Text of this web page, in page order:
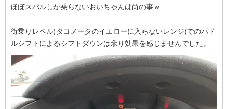
ほぼスバルしか乗らないおいちゃんは尚の事ｗ
街乗りレベル(タコメータのイエローに入らないレンジ)でのパド
ルシフトによるシフトダウンは余り効果を感じませんでした。